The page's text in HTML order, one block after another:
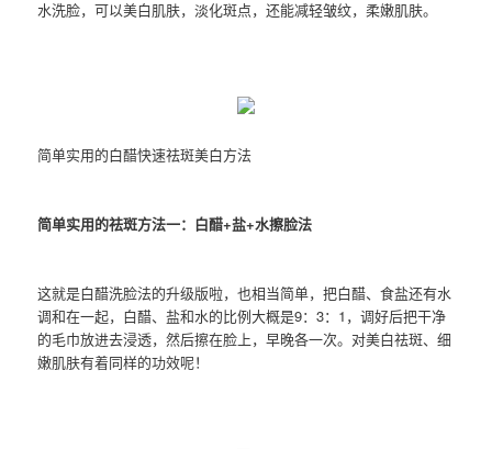
水洗脸，可以美白肌肤，淡化斑点，还能减轻皱纹，柔嫩肌肤。
简单实用的白醋快速祛斑美白方法
简单实用的祛斑方法一：白醋+盐+水擦脸法
这就是白醋洗脸法的升级版啦，也相当简单，把白醋、食盐还有水
调和在一起，白醋、盐和水的比例大概是9：3：1，调好后把干净
的毛巾放进去浸透，然后擦在脸上，早晚各一次。对美白祛斑、细
嫩肌肤有着同样的功效呢！